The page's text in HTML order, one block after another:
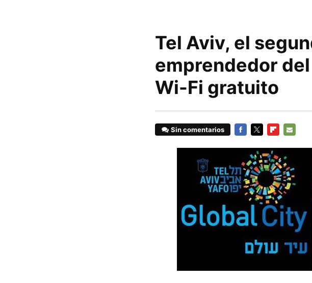
Tel Aviv, el
emprendedor
Wi-Fi gratuito
Sin comentarios